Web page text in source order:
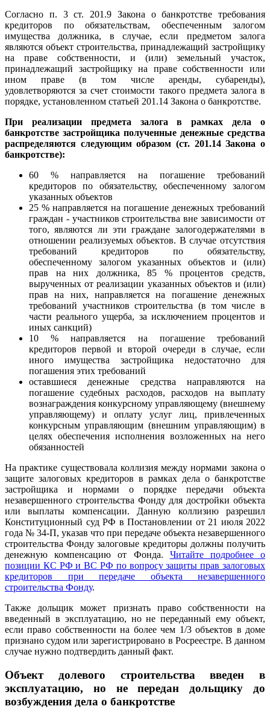
Согласно п. 3 ст. 201.9 Закона о банкротстве требования
кредиторов по обязательствам, обеспеченным залогом
имущества должника, в случае, если предметом залога
являются объект строительства, принадлежащий застройщику
на праве собственности, и (или) земельный участок,
принадлежащий застройщику на праве собственности или
ином праве (в том числе аренды, субаренды),
удовлетворяются за счет стоимости такого предмета залога в
порядке, установленном статьей 201.14 Закона о банкротстве.
При реализации предмета залога в рамках дела о
банкротстве застройщика полученные денежные средства
распределяются следующим образом (ст. 201.14 Закона о
банкротстве):
60 % направляется на погашение требований
кредиторов по обязательству, обеспеченному залогом
указанных объектов
25 % направляется на погашение денежных требований
граждан - участников строительства вне зависимости от
того, являются ли эти граждане залогодержателями в
отношении реализуемых объектов. В случае отсутствия
требований кредиторов по обязательству,
обеспеченному залогом указанных объектов и (или)
прав на них должника, 85 % процентов средств,
вырученных от реализации указанных объектов и (или)
прав на них, направляется на погашение денежных
требований участников строительства (в том числе в
части реального ущерба, за исключением процентов и
иных санкций)
10 % направляется на погашение требований
кредиторов первой и второй очереди в случае, если
иного имущества застройщика недостаточно для
погашения этих требований
оставшиеся денежные средства направляются на
погашение судебных расходов, расходов на выплату
вознаграждения конкурсному управляющему (внешнему
управляющему) и оплату услуг лиц, привлеченных
конкурсным управляющим (внешним управляющим) в
целях обеспечения исполнения возложенных на него
обязанностей
На практике существовала коллизия между нормами закона о
защите залоговых кредиторов в рамках дела о банкротстве
застройщика и нормами о порядке передачи объекта
незавершенного строительства Фонду для достройки объекта
или выплаты компенсации. Данную коллизию разрешил
Конституционный суд РФ в Постановлении от 21 июля 2022
года № 34-П, указав что при передаче объекта незавершенного
строительства Фонду залоговые кредиторы должны получить
денежную компенсацию от Фонда. Читайте подробнее о
позиции КС РФ и ВС РФ по вопросу защиты прав залоговых
кредиторов при передаче объекта незавершенного
строительства Фонду.
Также дольщик может признать право собственности на
введенный в эксплуатацию, но не переданный ему объект,
если право собственности на более чем 1/3 объектов в доме
признано судом или зарегистрировано в Росреестре. В данном
случае нужно подтвердить данный факт.
Объект долевого строительства введен в
эксплуатацию, но не передан дольщику до
возбуждения дела о банкротстве